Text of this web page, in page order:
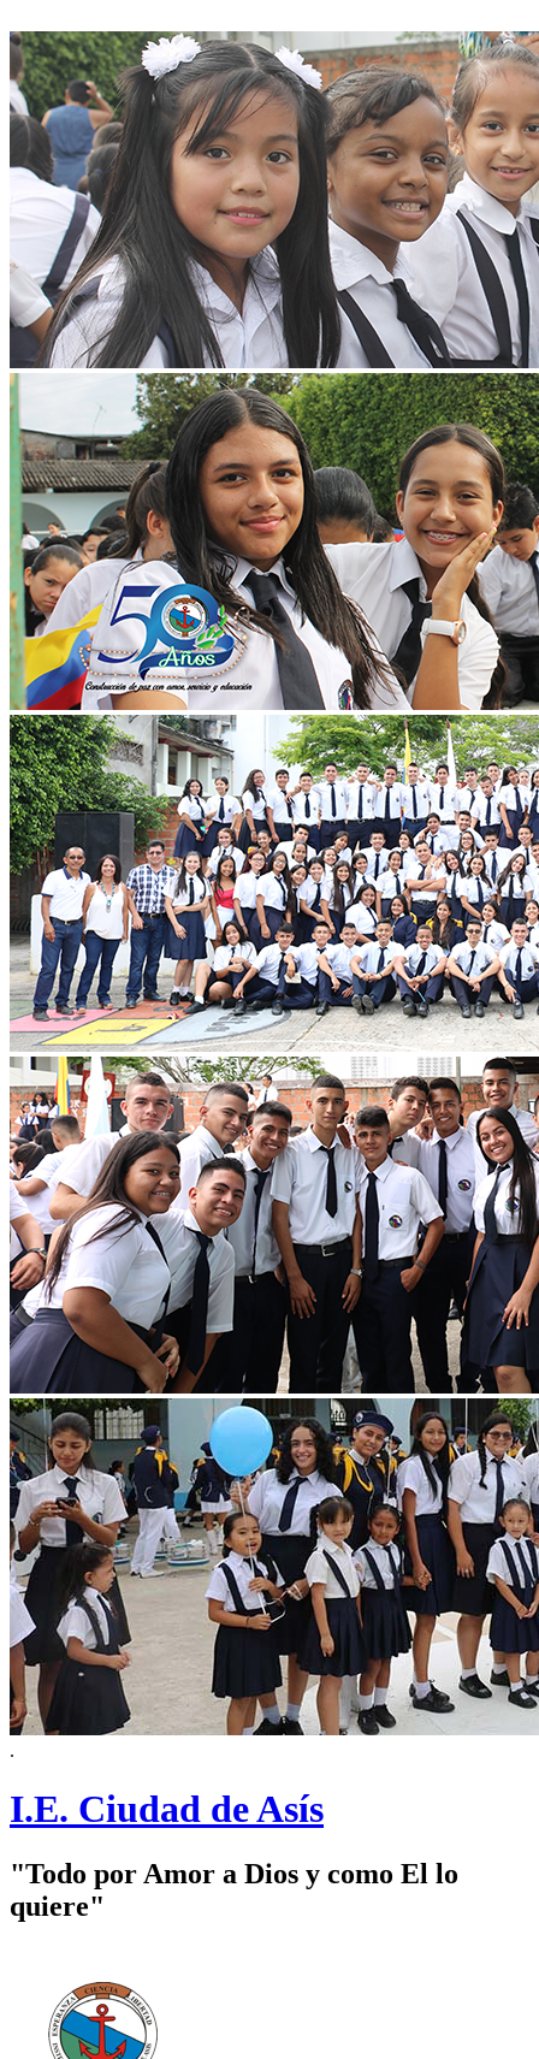
.
I.E. Ciudad de Asís
"Todo por Amor a Dios y como El lo
quiere"